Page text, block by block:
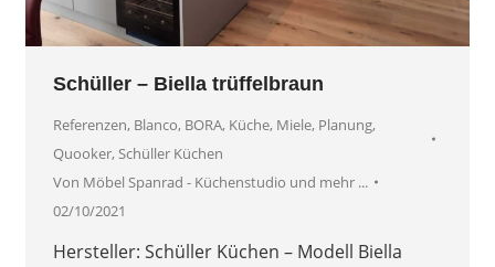
Schüller – Biella trüffelbraun
Referenzen, Blanco, BORA, Küche, Miele, Planung,
Quooker, Schüller Küchen
Von Möbel Spanrad - Küchenstudio und mehr ...
02/10/2021
Hersteller: Schüller Küchen – Modell Biella